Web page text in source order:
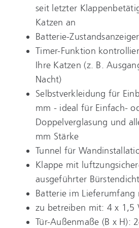
seit letzter
Katzen an
Batterie-Zustandsanzeiger
Timer-Funktion
Ihre Katzen (z. B.
Nacht)
Selbstverkleidung für
mm - ideal für Einfach-
Doppelverglasung und
mm Stärke
Tunnel für
Klappe mit
ausgeführter
Batterie im
zu betreiben mit: 4 x 1,5
Tür-Außenmaße (B x H):